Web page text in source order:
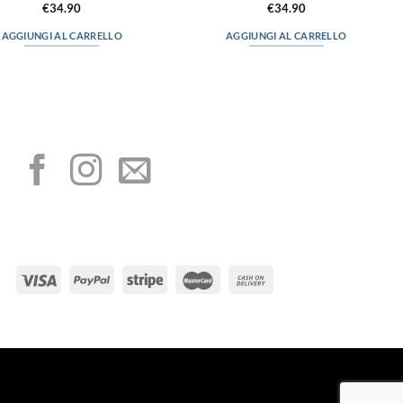
€34.90
AGGIUNGI AL CARRELLO
€34.90
AGGIUNGI AL CARRELLO